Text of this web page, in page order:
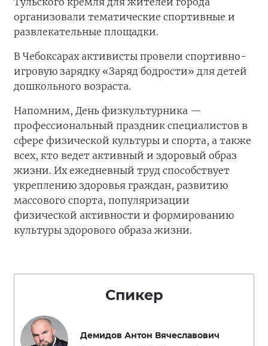
организовали тематические спортивные и
развлекательные площадки.
В Чебоксарах активисты провели спортивно-
игровую зарядку «Заряд бодрости» для детей
дошкольного возраста.
Напомним, День физкультурника —
профессиональный праздник специалистов в
сфере физической культуры и спорта, а также
всех, кто ведет активный и здоровый образ
жизни. Их ежедневный труд способствует
укреплению здоровья граждан, развитию
массового спорта, популяризации
физической активности и формированию
культуры здорового образа жизни.
Спикер
Демидов Антон Вячеславович